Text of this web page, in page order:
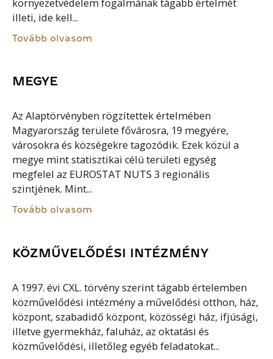
környezetvédelem fogalmának tágabb értelmét
illeti, ide kell...
Tovább olvasom
MEGYE
Az Alaptörvényben rögzítettek értelmében
Magyarország területe fővárosra, 19 megyére,
városokra és községekre tagozódik. Ezek közül a
megye mint statisztikai célú területi egység
megfelel az EUROSTAT NUTS 3 regionális
szintjének. Mint...
Tovább olvasom
KÖZMŰVELŐDÉSI INTÉZMÉNY
A 1997. évi CXL. törvény szerint tágabb értelemben
közművelődési intézmény a művelődési otthon, ház,
központ, szabadidő központ, közösségi ház, ifjúsági,
illetve gyermekház, faluház, az oktatási és
közművelődési, illetőleg egyéb feladatokat...